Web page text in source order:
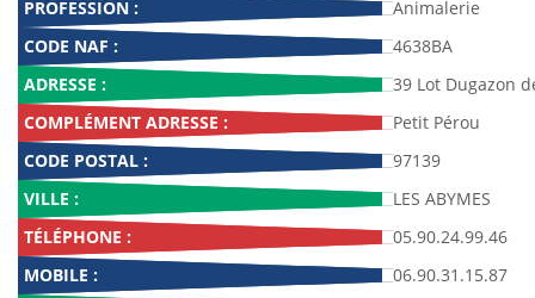
PROFESSION :
Animalerie
CODE NAF :
4638BA
ADRESSE :
39 Lot Dugazon
COMPLÉMENT ADRESSE :
Petit Pérou
CODE POSTAL :
97139
VILLE :
LES ABYMES
TÉLÉPHONE :
05.90.24.99.46
MOBILE :
06.90.31.15.87